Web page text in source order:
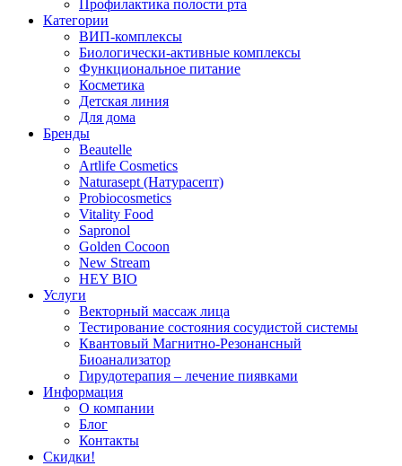
Профилактика полости рта
Категории
ВИП-комплексы
Биологически-активные комплексы
Функциональное питание
Косметика
Детская линия
Для дома
Бренды
Beautelle
Artlife Cosmetics
Naturasept (Натурасепт)
Probiocosmetics
Vitality Food
Sapronol
Golden Cocoon
New Stream
HEY BIO
Услуги
Векторный массаж лица
Тестирование состояния сосудистой системы
Квантовый Магнитно-Резонансный
Биоанализатор
Гирудотерапия – лечение пиявками
Информация
О компании
Блог
Контакты
Скидки!